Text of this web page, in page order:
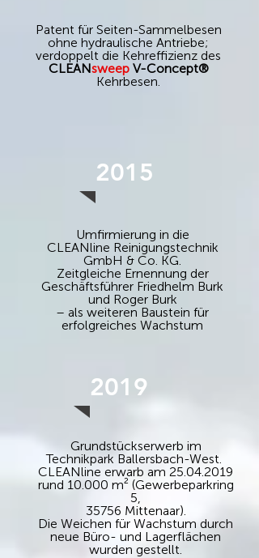
Patent für Seiten-Sammelbesen
ohne hydraulische Antriebe;
verdoppelt die Kehreffizienz des
CLEANsweepV-Concept®
Kehrbesen.
2015
Umfirmierung in die
CLEANline Reinigungstechnik
GmbH & Co. KG.
Zeitgleiche Ernennung der
Geschäftsführer Friedhelm Burk
und Roger Burk
– als weiteren Baustein für
erfolgreiches Wachstum
2019
Grundstückserwerb im
Technikpark Ballersbach-West.
CLEANline erwarb am 25.04.2019
rund 10.000 m² (Gewerbeparkring
5,
35756 Mittenaar).
Die Weichen für Wachstum durch
neue Büro- und Lagerflächen
wurden gestellt.